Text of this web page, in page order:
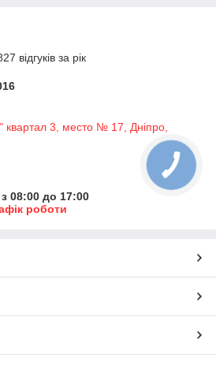
відгуків за рік
квартал 3, место № 17, Дніпро,
08:00 до 17:00
роботи